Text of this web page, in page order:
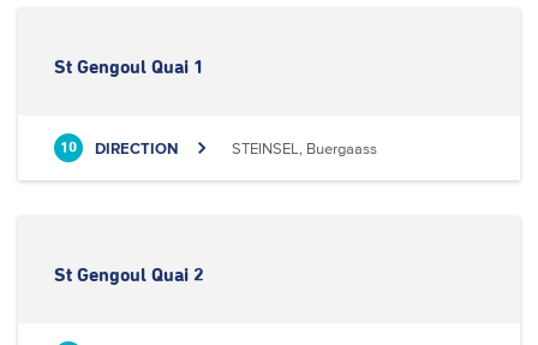
St Gengoul Quai 1
10 DIRECTION STEINSEL, Buergaass
St Gengoul Quai 2